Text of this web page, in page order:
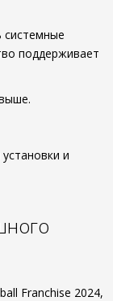
системные
поддерживает
и
Franchise 2024,